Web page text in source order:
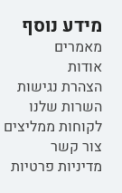
מידע נוסף
מאמרים
אודות
הצהרת נגישות
השרות שלנו
לקוחות ממליצים
צור קשר
מדיניות פרטיות